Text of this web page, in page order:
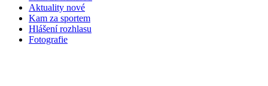
Aktuality nové
Kam za sportem
Hlášení rozhlasu
Fotografie